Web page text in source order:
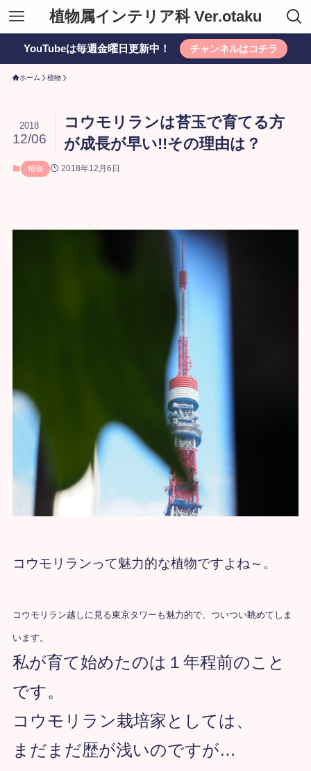
植物属インテリア科 Ver.otaku
YouTubeは毎週金曜日更新中！ チャンネルはコチラ
ホーム 植物
コウモリランは苔玉で育てる方
が成長が早い!!その理由は？
2018
12/06
植物 2018年12月6日
コウモリランって魅力的な植物ですよね～。
コウモリラン越しに見る東京タワーも魅力的で、ついつい眺めてしま
います。
私が育て始めたのは１年程前のこと
です。
コウモリラン栽培家としては、
まだまだ歴が浅いのですが…